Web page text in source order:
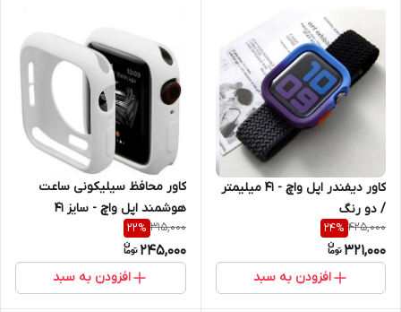
کاور دیفندر اپل واچ - 41 میلیمتر
/ دو رنگ
425,000
24%
321,000
افزودن به سبد
کاور محافظ سیلیکونی ساعت
هوشمند اپل واچ - سایز 41
میلیمتر
315,000
22%
245,000
افزودن به سبد